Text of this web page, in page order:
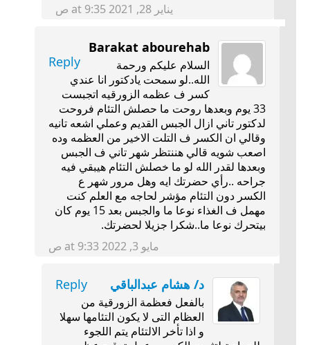
يناير 28, 2021 at 9:35 ص
Barakat abourehab
Reply
السلام عليكم ورحمة
الله..لو سمحت يادكتور انا عندي
كسر ف عظمه الزورقيه اتجبست
33 يوم وبعدها روحت ما حصلش التئام فروحت
لدكتور تاني ازال الجبس القديم وعملي اشعه تانيه
وقالي ان الكسر ف التلت الاخير من العظمه وده
اصعب شويه قالي هننتظر شهر تاني ف الجبس
وبعدها لقدر الله لو ما خصلش التئام هيبقي فيه
جراحه ..رأي حضرتك ايه وهل مرور شهر ع
الكسر دون التئام مؤشر لحاجه مع العلم كنت
مهمل ف الغذاء نوعا ما والجبس بعد 15 يوم كان
بيتحرك نوعا ما..شكرا جزيلا لحضرتك.
مايو 3, 2022 at 9:33 ص
د/ هشام عبدالباقي Reply
بالفعل فعظمة الزورقية من
العظام التى لا يكون التئامها سهلا
و اذا تأخر الالتئام يتم اللجوء